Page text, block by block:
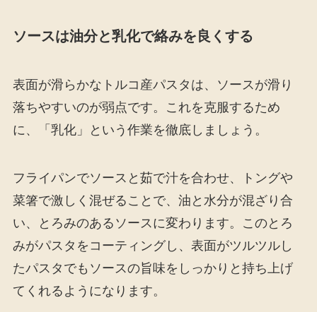
ソースは油分と乳化で絡みを良くする
表面が滑らかなトルコ産パスタは、ソースが滑り
落ちやすいのが弱点です。これを克服するため
に、「乳化」という作業を徹底しましょう。
フライパンでソースと茹で汁を合わせ、トングや
菜箸で激しく混ぜることで、油と水分が混ざり合
い、とろみのあるソースに変わります。このとろ
みがパスタをコーティングし、表面がツルツルし
たパスタでもソースの旨味をしっかりと持ち上げ
てくれるようになります。